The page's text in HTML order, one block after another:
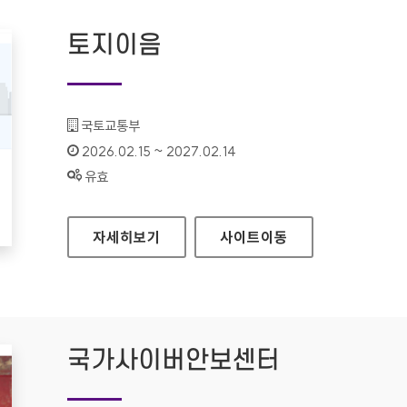
토지이음
기관명 :
국토교통부
인증기간 :
2026.02.15 ~ 2027.02.14
상태 :
유효
토지이음
자세히보기 사이트이동
국가사이버안보센터